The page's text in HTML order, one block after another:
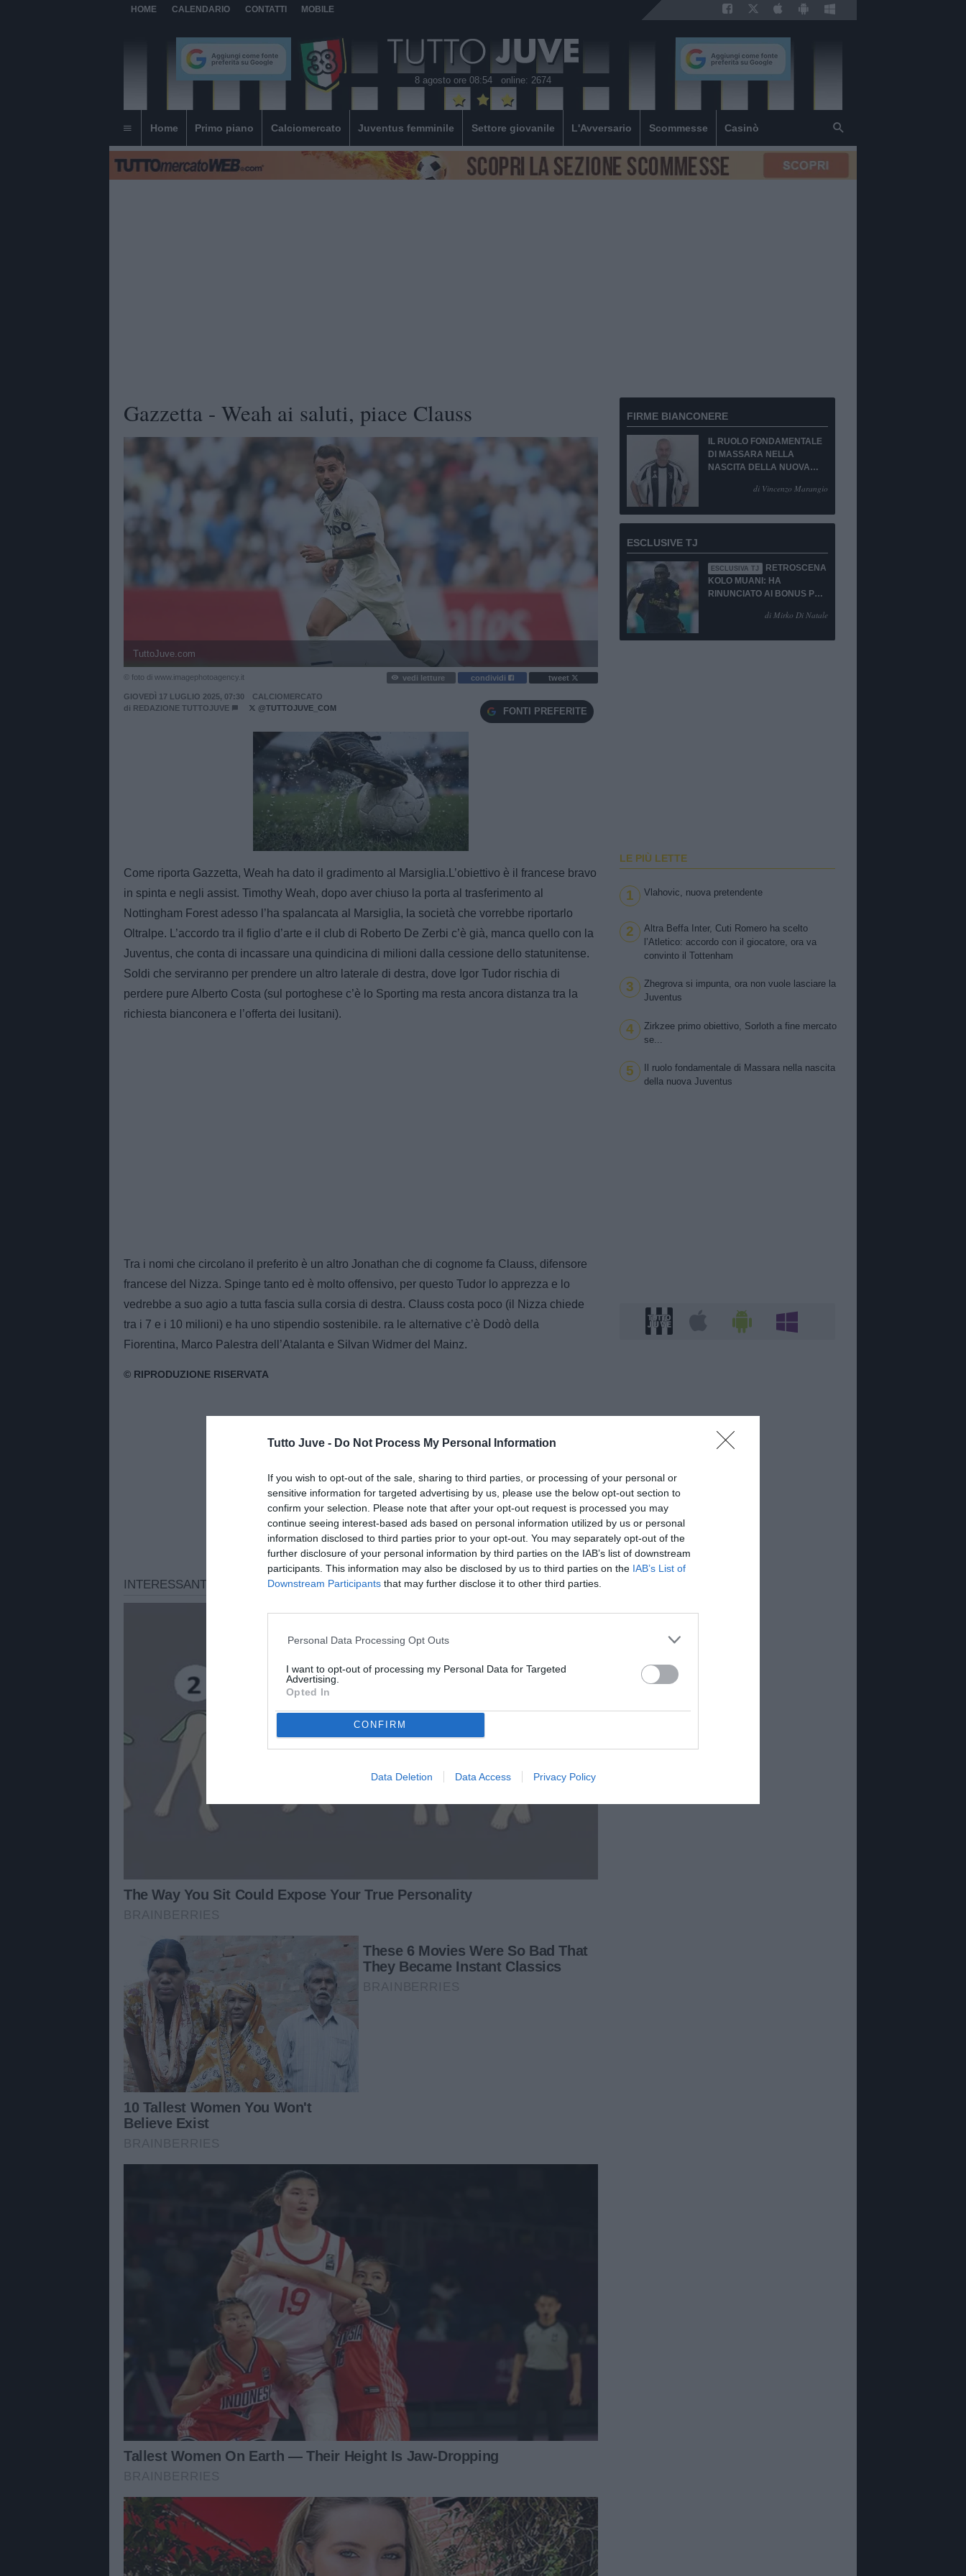
Tutto Juve - Do Not Process My Personal Information
If you wish to opt-out of the sale, sharing to third parties, or processing of your personal or
sensitive information for targeted advertising by us, please use the below opt-out section to
confirm your selection. Please note that after your opt-out request is processed you may
continue seeing interest-based ads based on personal information utilized by us or personal
information disclosed to third parties prior to your opt-out. You may separately opt-out of the
further disclosure of your personal information by third parties on the IAB’s list of downstream
participants. This information may also be disclosed by us to third parties on the IAB’s List of
Downstream Participants that may further disclose it to other third parties.
Personal Data Processing Opt Outs
I want to opt-out of processing my Personal Data for Targeted
Advertising.
Opted In
CONFIRM
Data Deletion Data Access Privacy Policy
HOME CALENDARIO CONTATTI MOBILE
8 agosto ore 08:54 online: 2674
Home Primo piano Calciomercato Juventus femminile Settore giovanile L'Avversario Scommesse Casinò
Gazzetta - Weah ai saluti, piace Clauss
TuttoJuve.com
© foto di www.imagephotoagency.it vedi letture condividi tweet
GIOVEDÌ 17 LUGLIO 2025, 07:30
CALCIOMERCATO
di REDAZIONE TUTTOJUVE @TUTTOJUVE_COM FONTI PREFERITE
Unmute
Loaded
100.00%
Come riporta Gazzetta, Weah ha dato il gradimento al Marsiglia.L’obiettivo è il francese bravo
in spinta e negli assist. Timothy Weah, dopo aver chiuso la porta al trasferimento al
Nottingham Forest adesso l’ha spalancata al Marsiglia, la società che vorrebbe riportarlo
Oltralpe. L’accordo tra il figlio d’arte e il club di Roberto De Zerbi c’è già, manca quello con la
Juventus, che conta di incassare una quindicina di milioni dalla cessione dello statunitense.
Soldi che serviranno per prendere un altro laterale di destra, dove Igor Tudor rischia di
perdere pure Alberto Costa (sul portoghese c’è lo Sporting ma resta ancora distanza tra la
richiesta bianconera e l’offerta dei lusitani).
Tra i nomi che circolano il preferito è un altro Jonathan che di cognome fa Clauss, difensore
francese del Nizza. Spinge tanto ed è molto offensivo, per questo Tudor lo apprezza e lo
vedrebbe a suo agio a tutta fascia sulla corsia di destra. Clauss costa poco (il Nizza chiede
tra i 7 e i 10 milioni) e ha uno stipendio sostenibile. ra le alternative c’è Dodò della
Fiorentina, Marco Palestra dell’Atalanta e Silvan Widmer del Mainz.
FIRME BIANCONERE
IL RUOLO FONDAMENTALE
DI MASSARA NELLA
NASCITA DELLA NUOVA
di Vincenzo Marangio
ESCLUSIVE TJ
ESCLUSIVA TJ
RETROSCENA
KOLO MUANI: HA
RINUNCIATO AI BONUS PUR
di Mirko Di Natale
LE PIÙ LETTE
1 Vlahovic, nuova pretendente
2
Altra Beffa Inter, Cuti Romero ha scelto
l’Atletico: accordo con il giocatore, ora va
convinto il Tottenham
3
Zhegrova si impunta, ora non vuole lasciare la
Juventus
4
Zirkzee primo obiettivo, Sorloth a fine mercato
se...
5
Il ruolo fondamentale di Massara nella nascita
della nuova Juventus